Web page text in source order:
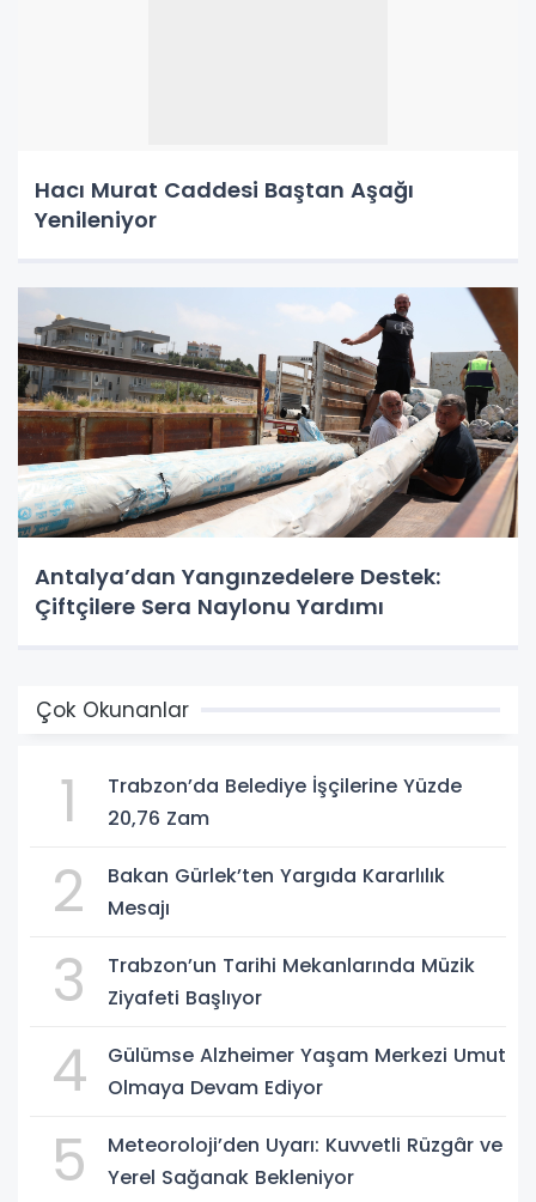
Hacı Murat Caddesi Baştan Aşağı
Yenileniyor
Antalya’dan Yangınzedelere Destek:
Çiftçilere Sera Naylonu Yardımı
Çok Okunanlar
1
Trabzon’da Belediye İşçilerine Yüzde
20,76 Zam
2
Bakan Gürlek’ten Yargıda Kararlılık
Mesajı
3
Trabzon’un Tarihi Mekanlarında Müzik
Ziyafeti Başlıyor
4
Gülümse Alzheimer Yaşam Merkezi Umut
Olmaya Devam Ediyor
5
Meteoroloji’den Uyarı: Kuvvetli Rüzgâr ve
Yerel Sağanak Bekleniyor